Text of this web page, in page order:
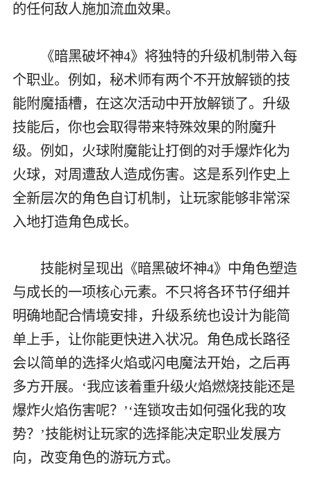
的任何敌人施加流血效果。
《暗黑破坏神4》将独特的升级机制带入每
个职业。例如，秘术师有两个不开放解锁的技
能附魔插槽，在这次活动中开放解锁了。升级
技能后，你也会取得带来特殊效果的附魔升
级。例如，火球附魔能让打倒的对手爆炸化为
火球，对周遭敌人造成伤害。这是系列作史上
全新层次的角色自订机制，让玩家能够非常深
入地打造角色成长。
技能树呈现出《暗黑破坏神4》中角色塑造
与成长的一项核心元素。不只将各环节仔细并
明确地配合情境安排，升级系统也设计为能简
单上手，让你能更快进入状况。角色成长路径
会以简单的选择火焰或闪电魔法开始，之后再
多方开展。‘我应该着重升级火焰燃烧技能还是
爆炸火焰伤害呢？’‘连锁攻击如何强化我的攻
势？’技能树让玩家的选择能决定职业发展方
向，改变角色的游玩方式。